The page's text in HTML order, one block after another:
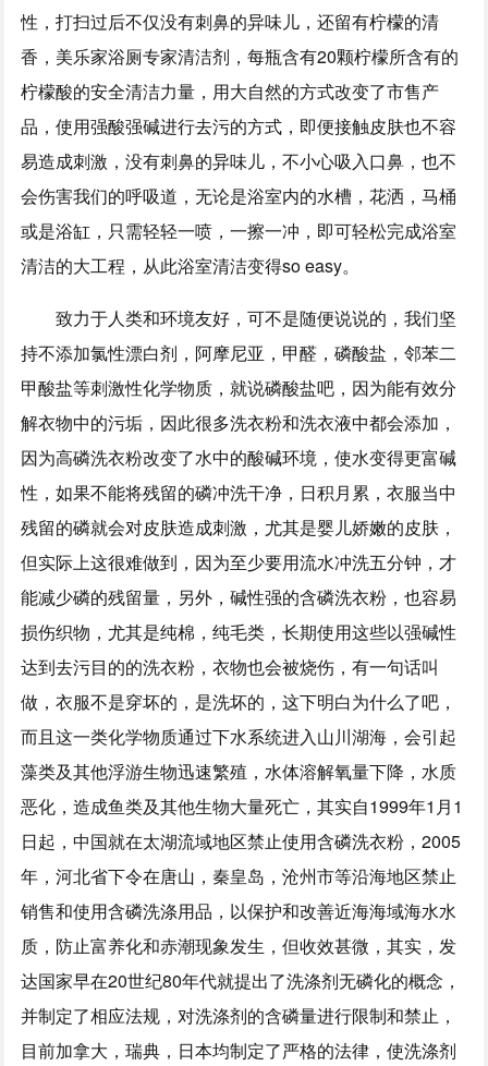
性，打扫过后不仅没有刺鼻的异味儿，还留有柠檬的清
香，美乐家浴厕专家清洁剂，每瓶含有20颗柠檬所含有的
柠檬酸的安全清洁力量，用大自然的方式改变了市售产
品，使用强酸强碱进行去污的方式，即便接触皮肤也不容
易造成刺激，没有刺鼻的异味儿，不小心吸入口鼻，也不
会伤害我们的呼吸道，无论是浴室内的水槽，花洒，马桶
或是浴缸，只需轻轻一喷，一擦一冲，即可轻松完成浴室
清洁的大工程，从此浴室清洁变得so easy。
致力于人类和环境友好，可不是随便说说的，我们坚
持不添加氯性漂白剂，阿摩尼亚，甲醛，磷酸盐，邻苯二
甲酸盐等刺激性化学物质，就说磷酸盐吧，因为能有效分
解衣物中的污垢，因此很多洗衣粉和洗衣液中都会添加，
因为高磷洗衣粉改变了水中的酸碱环境，使水变得更富碱
性，如果不能将残留的磷冲洗干净，日积月累，衣服当中
残留的磷就会对皮肤造成刺激，尤其是婴儿娇嫩的皮肤，
但实际上这很难做到，因为至少要用流水冲洗五分钟，才
能减少磷的残留量，另外，碱性强的含磷洗衣粉，也容易
损伤织物，尤其是纯棉，纯毛类，长期使用这些以强碱性
达到去污目的的洗衣粉，衣物也会被烧伤，有一句话叫
做，衣服不是穿坏的，是洗坏的，这下明白为什么了吧，
而且这一类化学物质通过下水系统进入山川湖海，会引起
藻类及其他浮游生物迅速繁殖，水体溶解氧量下降，水质
恶化，造成鱼类及其他生物大量死亡，其实自1999年1月1
日起，中国就在太湖流域地区禁止使用含磷洗衣粉，2005
年，河北省下令在唐山，秦皇岛，沧州市等沿海地区禁止
销售和使用含磷洗涤用品，以保护和改善近海海域海水水
质，防止富养化和赤潮现象发生，但收效甚微，其实，发
达国家早在20世纪80年代就提出了洗涤剂无磷化的概念，
并制定了相应法规，对洗涤剂的含磷量进行限制和禁止，
目前加拿大，瑞典，日本均制定了严格的法律，使洗涤剂